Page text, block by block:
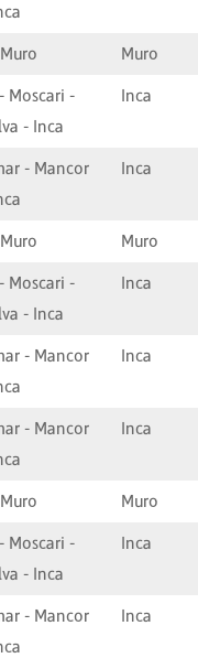
Muro
Moscari -
- Inca
Inca
- Mancor
Inca
Muro
Moscari -
- Inca
Inca
- Mancor
Inca
- Mancor
Inca
Muro
Moscari -
- Inca
Inca
- Mancor
Inca